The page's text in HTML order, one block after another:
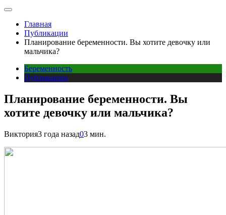
Главная
Публикации
Планирование беременности. Вы хотите девочку или
мальчика?
Беременность
Публикации
Планирование беременности. Вы
хотите девочку или мальчика?
Виктория3 года назад03 мин.